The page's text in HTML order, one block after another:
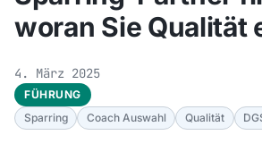
woran Sie Qualität
4. März 2025
FÜHRUNG
Sparring
Coach Auswahl Qualität